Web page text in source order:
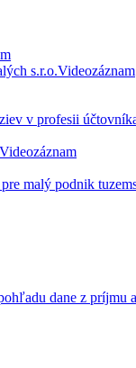
s.r.o.Videozáznam
v profesii
Videozáznam
malý podnik
dane z príjmu